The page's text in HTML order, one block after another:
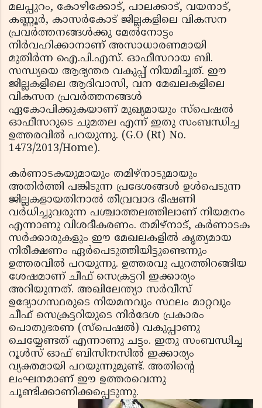
മലപ്പുറം, കോഴിക്കോട്, പാലക്കാട്, വയനാട്,
കണ്ണൂര്‍, കാസര്‍കോട് ജില്ലകളിലെ വികസന
പ്രവര്‍ത്തനങ്ങള്‍ക്കു മേല്‍നോട്ടം
നിര്‍വഹിക്കാനാണ് അസാധാരണമായി
മുതിര്‍ന്ന ഐ.പി.എസ്. ഓഫീസറായ ബി.
സന്ധ്യയെ ആഭ്യന്തര വകുപ്പ് നിയമിച്ചത്. ഈ
ജില്ലകളിലെ ആദിവാസി, വന മേഖലകളിലെ
വികസന പ്രവര്‍ത്തനങ്ങള്‍
ഏകോപിക്കുകയാണ് മുഖ്യമായും സ്‌പെഷല്‍
ഓഫീസറുടെ ചുമതല എന്ന് ഇതു സംബന്ധിച്ച
ഉത്തരവില്‍ പറയുന്നു. (G.O (Rt) No.
1473/2013/Home).
കര്‍ണാടകയുമായും തമിഴ്‌നാടുമായും
അതിര്‍ത്തി പങ്കിടുന്ന പ്രദേശങ്ങള്‍ ഉള്‍പെടുന്ന
ജില്ലകളായതിനാല്‍ തീവ്രവാദ ഭീഷണി
വര്‍ധിച്ചുവരുന്ന പശ്ചാത്തലത്തിലാണ് നിയമനം
എന്നാണു വിശദീകരണം. തമിഴ്‌നാട്, കര്‍ണാടക
സര്‍ക്കാരുകളും ഈ മേഖലകളില്‍ കൃത്യമായ
നിരീക്ഷണം ഏര്‍പെടുത്തിയിട്ടുണ്ടെന്നും
ഉത്തരവില്‍ പറയുന്നു. ഉത്തരവു പുറത്തിറങ്ങിയ
ശേഷമാണ് ചീഫ് സെക്രട്ടറി ഇക്കാര്യം
അറിയുന്നത്. അഖിലേന്ത്യാ സര്‍വീസ്
ഉദ്യോഗസ്ഥരുടെ നിയമനവും സ്ഥലം മാറ്റവും
ചീഫ് സെക്രട്ടറിയുടെ നിര്‍ദേശ പ്രകാരം
പൊതുഭരണ (സ്‌പെഷല്‍) വകുപ്പാണു
ചെയ്യേണ്ടത് എന്നാണു ചട്ടം. ഇതു സംബന്ധിച്ച
റൂള്‍സ് ഓഫ് ബിസിനസില്‍ ഇക്കാര്യം
വ്യക്തമായി പറയുന്നുമുണ്ട്. അതിന്റെ
ലംഘനമാണ് ഈ ഉത്തരവെന്നു
ചൂണ്ടിക്കാണിക്കപ്പെടുന്നു.